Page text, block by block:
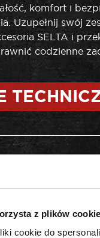
z plików cookie
cookie do
komfort i
Uzupełnij swój
SELTA i
codzienne